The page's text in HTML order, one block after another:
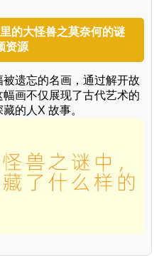
的大怪兽之莫奈何的谜
资源
遗忘的名画，通过解开故
画不仅展现了古代艺术的
的人X 故事。